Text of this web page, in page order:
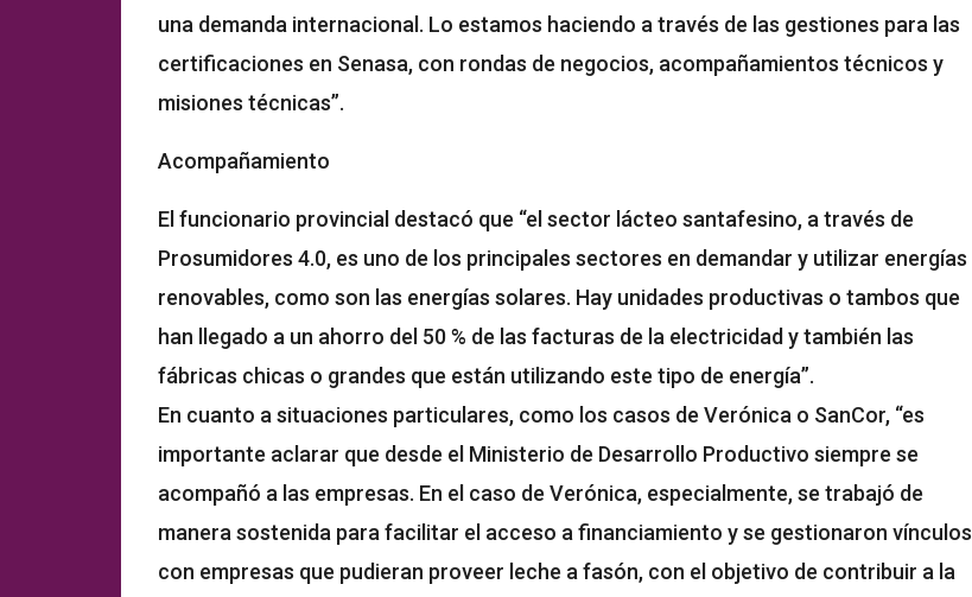
una demanda internacional. Lo estamos haciendo a través de las gestiones para las
certificaciones en Senasa, con rondas de negocios, acompañamientos técnicos y
misiones técnicas”.
Acompañamiento
El funcionario provincial destacó que “el sector lácteo santafesino, a través de
Prosumidores 4.0, es uno de los principales sectores en demandar y utilizar energías
renovables, como son las energías solares. Hay unidades productivas o tambos que
han llegado a un ahorro del 50 % de las facturas de la electricidad y también las
fábricas chicas o grandes que están utilizando este tipo de energía”.
En cuanto a situaciones particulares, como los casos de Verónica o SanCor, “es
importante aclarar que desde el Ministerio de Desarrollo Productivo siempre se
acompañó a las empresas. En el caso de Verónica, especialmente, se trabajó de
manera sostenida para facilitar el acceso a financiamiento y se gestionaron vínculos
con empresas que pudieran proveer leche a fasón, con el objetivo de contribuir a la